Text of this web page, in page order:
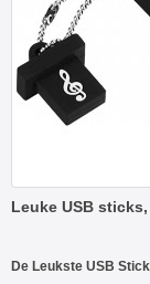
Leuke USB
De Leukste USB